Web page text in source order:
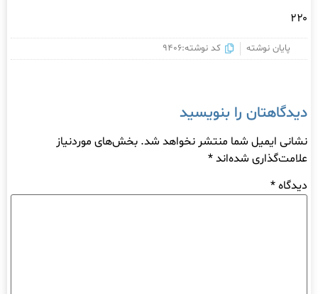
۲۲۰
پایان نوشته کد نوشته:9406
دیدگاهتان را بنویسید
نشانی ایمیل شما منتشر نخواهد شد. بخش‌های موردنیاز
علامت‌گذاری شده‌اند*
دیدگاه*